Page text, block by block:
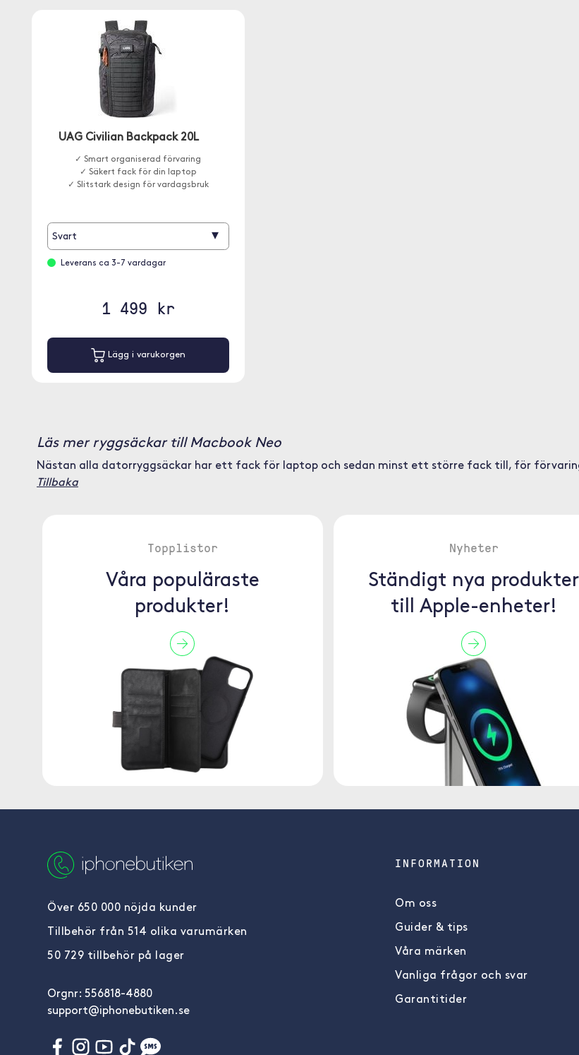
UAG Civilian Backpack 20L
✓ Smart organiserad förvaring
✓ Säkert fack för din laptop
✓ Slitstark design för vardagsbruk
Svart ▾
Leverans ca 3-7 vardagar
1 499 kr
Lägg i varukorgen
Läs mer ryggsäckar till Macbook Neo
Nästan alla datorryggsäckar har ett fack för laptop och sedan minst ett större fack till, för
Tillbaka
Topplistor
Våra populäraste
produkter!
Nyheter
Ständigt nya produkter
till Apple-enheter!
Över 650 000 nöjda kunder
Tillbehör från 514 olika varumärken
50 729 tillbehör på lager
Orgnr: 556818-4880
support@iphonebutiken.se
INFORMATION
Om oss
Guider & tips
Våra märken
Vanliga frågor och svar
Garantitider